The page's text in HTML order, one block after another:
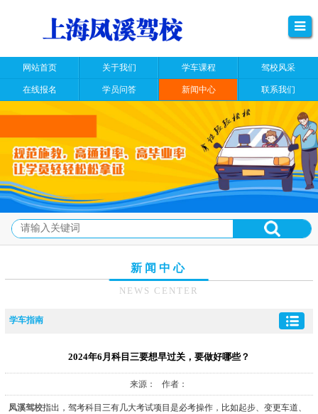
网站首页 关于我们 学车课程 驾校风采
在线报名 学员问答 新闻中心 联系我们
新闻中心
NEWS CENTER
学车指南
2024年6月科目三要想早过关，要做好哪些？
来源： 作者：
凤溪驾校指出，驾考科目三有几大考试项目是必考操作，比如起步、变更车道、